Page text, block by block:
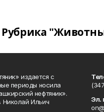
Рубрика
издается с
периоды носила
нефтяник».
Николай Ильич
Эл.